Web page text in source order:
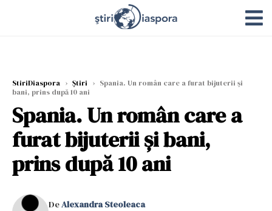
StiriDiaspora › Știri › Spania. Un român care a furat bijuterii şi
bani, prins după 10 ani
Spania. Un român care a
furat bijuterii şi bani,
prins după 10 ani
DeAlexandra Steoleaca